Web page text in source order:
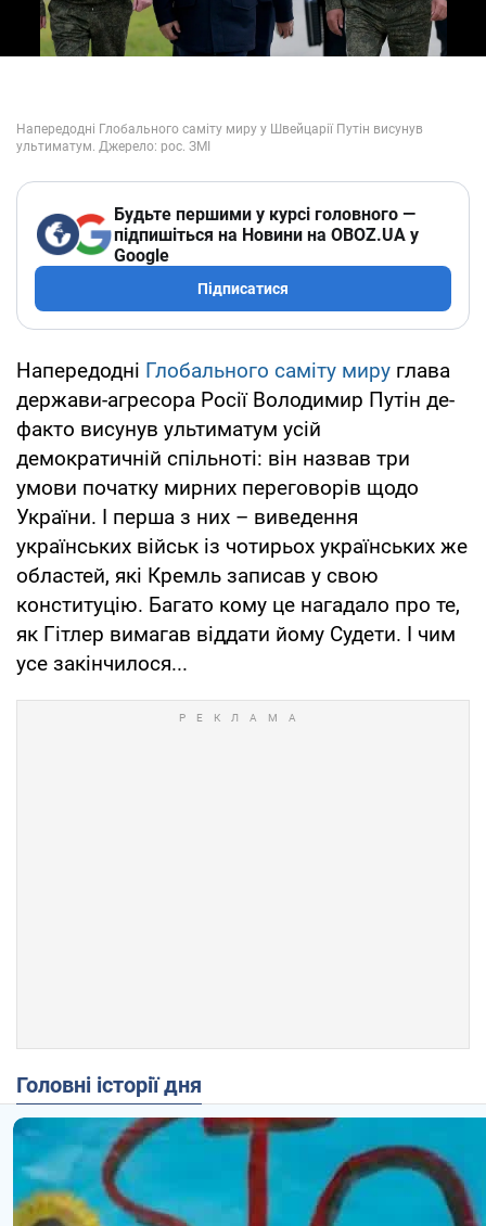
Будьте першими у курсі головного —
підпишіться на Новини на OBOZ.UA у
Google
Підписатися
Напередодні Глобального саміту миру глава
держави-агресора Росії Володимир Путін де-
факто висунув ультиматум усій
демократичній спільноті: він назвав три
умови початку мирних переговорів щодо
України. І перша з них – виведення
українських військ із чотирьох українських же
областей, які Кремль записав у свою
конституцію. Багато кому це нагадало про те,
як Гітлер вимагав віддати йому Судети. І чим
усе закінчилося...
Головні історії дня